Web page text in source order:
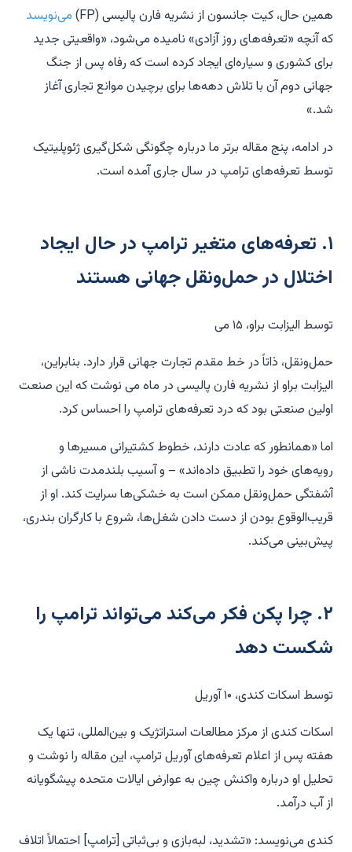
همین حال، کیت جانسون از نشریه فارن پالیسی (FP)
می‌نویسد
که آنچه «تعرفه‌های روز آزادی» نامیده می‌شود، «واقعیتی جدید
برای کشوری و سیاره‌ای ایجاد کرده است که رفاه پس از جنگ
جهانی دوم آن با تلاش دهه‌ها برای برچیدن موانع تجاری آغاز
شد.»
در ادامه، پنج مقاله برتر ما درباره چگونگی شکل‌گیری ژئوپلیتیک
توسط تعرفه‌های ترامپ در سال جاری آمده است.
۱. تعرفه‌های متغیر ترامپ در حال ایجاد
اختلال در حمل‌ونقل جهانی هستند
توسط الیزابت براو، ۱۵ می
حمل‌ونقل، ذاتاً در خط مقدم تجارت جهانی قرار دارد. بنابراین،
الیزابت براو از نشریه فارن پالیسی در ماه می نوشت که این صنعت
اولین صنعتی بود که درد تعرفه‌های ترامپ را احساس کرد.
اما «همانطور که عادت دارند، خطوط کشتیرانی مسیرها و
رویه‌های خود را تطبیق داده‌اند» – و آسیب بلندمدت ناشی از
آشفتگی حمل‌ونقل ممکن است به خشکی‌ها سرایت کند. او از
قریب‌الوقوع بودن از دست دادن شغل‌ها، شروع با کارگران بندری،
پیش‌بینی می‌کند.
۲. چرا پکن فکر می‌کند می‌تواند ترامپ را
شکست دهد
توسط اسکات کندی، ۱۰ آوریل
اسکات کندی از مرکز مطالعات استراتژیک و بین‌المللی، تنها یک
هفته پس از اعلام تعرفه‌های آوریل ترامپ، این مقاله را نوشت و
تحلیل او درباره واکنش چین به عوارض ایالات متحده پیشگویانه
از آب درآمد.
کندی می‌نویسد: «تشدید، لبه‌بازی و بی‌ثباتی [ترامپ] احتمالاً اتلاف